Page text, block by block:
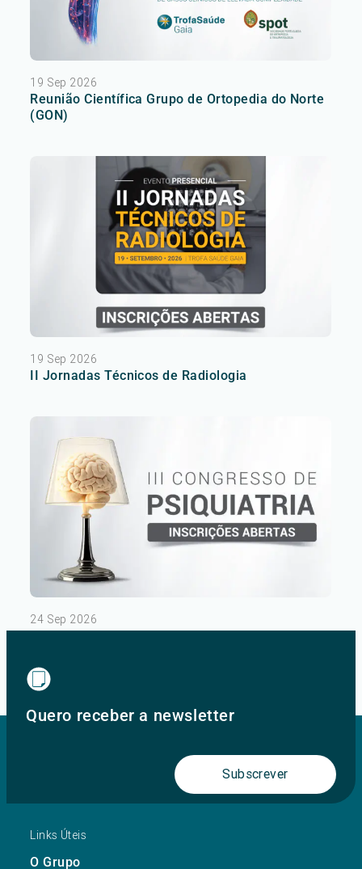
19 Sep 2026
Reunião Científica Grupo de Ortopedia do Norte
(GON)
19 Sep 2026
II Jornadas Técnicos de Radiologia
24 Sep 2026
III Congresso de Psiquiatria – Dia 1
Quero receber a newsletter
Subscrever
Links Úteis
O Grupo